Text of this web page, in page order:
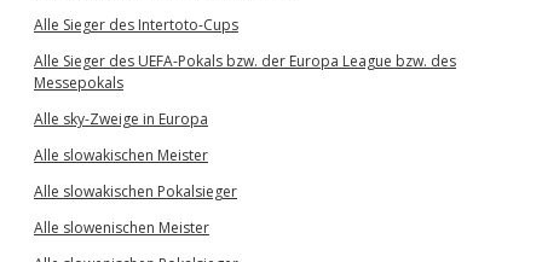
Alle Sieger des Intertoto-Cups
Alle Sieger des UEFA-Pokals bzw. der Europa League bzw. des
Messepokals
Alle sky-Zweige in Europa
Alle slowakischen Meister
Alle slowakischen Pokalsieger
Alle slowenischen Meister